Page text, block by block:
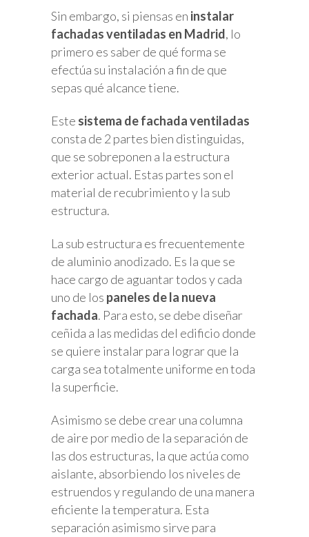
Sin embargo, si piensas en instalar
fachadas ventiladas en Madrid, lo
primero es saber de qué forma se
efectúa su instalación a fin de que
sepas qué alcance tiene.
Este sistema de fachada ventiladas
consta de 2 partes bien distinguidas,
que se sobreponen a la estructura
exterior actual. Estas partes son el
material de recubrimiento y la sub
estructura.
La sub estructura es frecuentemente
de aluminio anodizado. Es la que se
hace cargo de aguantar todos y cada
uno de los paneles de la nueva
fachada. Para esto, se debe diseñar
ceñida a las medidas del edificio donde
se quiere instalar para lograr que la
carga sea totalmente uniforme en toda
la superficie.
Asimismo se debe crear una columna
de aire por medio de la separación de
las dos estructuras, la que actúa como
aislante, absorbiendo los niveles de
estruendos y regulando de una manera
eficiente la temperatura. Esta
separación asimismo sirve para